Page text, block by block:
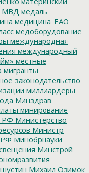
МВД медаль
медицина_ЕАО
медоборудование
международная
международный
местные
мигранты
законодательство
миллиардеры
Минздрав
минирование
РФ Министерство
Министр
РФ Минобрнауки
Минстрой
Михаил Озимок